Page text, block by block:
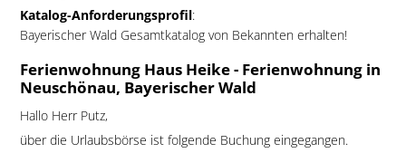
Katalog-Anforderungsprofil:
Bayerischer Wald Gesamtkatalog von Bekannten erhalten!
Ferienwohnung Haus Heike - Ferienwohnung in
Neuschönau, Bayerischer Wald
Hallo Herr Putz,
über die Urlaubsbörse ist folgende Buchung eingegangen.